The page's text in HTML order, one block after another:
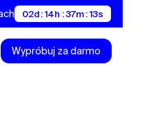
02d : 14h : 37m : 12s
Wypróbuj za darmo